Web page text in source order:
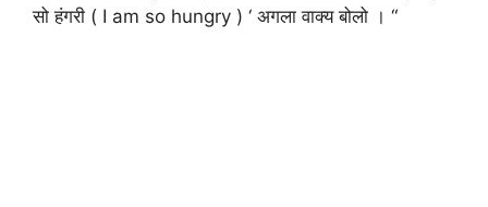
सो हंगरी ( I am so hungry ) ‘ अगला वाक्य बोलो । “